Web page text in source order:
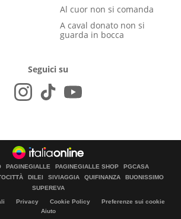
Al cuor non si comanda
A caval donato non si
guarda in bocca
Seguici su
PAGINEGIALLE PAGINEGIALLE SHOP
PGCASA
DILEI SIVIAGGIA QUIFINANZA
BUONISSIMO
SUPEREVA
Privacy Cookie Policy
Preferenze sui cookie
Aiuto